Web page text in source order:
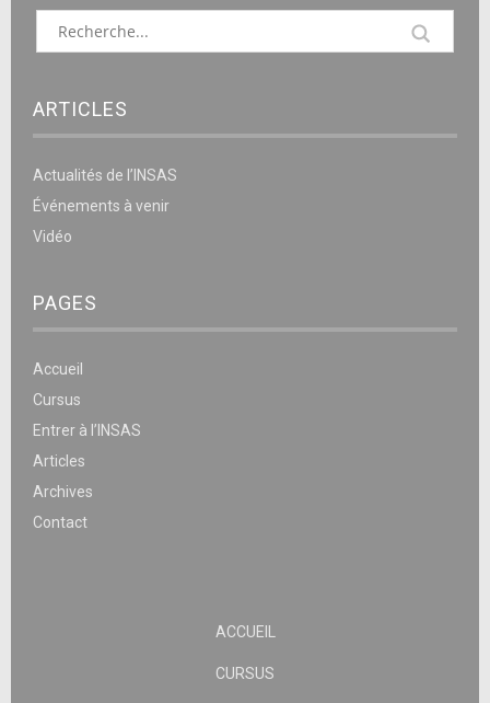
ARTICLES
Actualités de l’INSAS
Événements à venir
Vidéo
PAGES
Accueil
Cursus
Entrer à l’INSAS
Articles
Archives
Contact
ACCUEIL
CURSUS